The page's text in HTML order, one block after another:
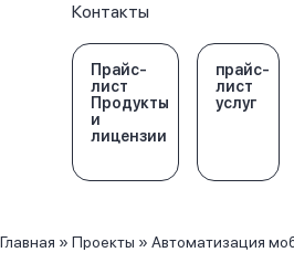
Контакты
Прайс-
лист
Продукты
и
лицензии
прайс-
лист
услуг
Главная » Проекты » Автоматизация